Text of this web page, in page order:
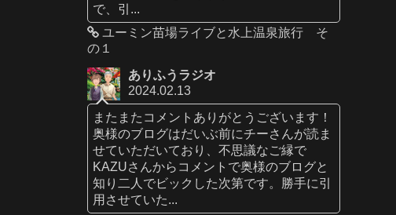
で、引...
ユーミン苗場ライブと水上温泉旅行 そ
の１
ありふうラジオ
2024.02.13
またまたコメントありがとうございます！
奥様のブログはだいぶ前にチーさんが読ま
せていただいており、不思議なご縁で
KAZUさんからコメントで奥様のブログと
知り二人でビックした次第です。勝手に引
用させていた...